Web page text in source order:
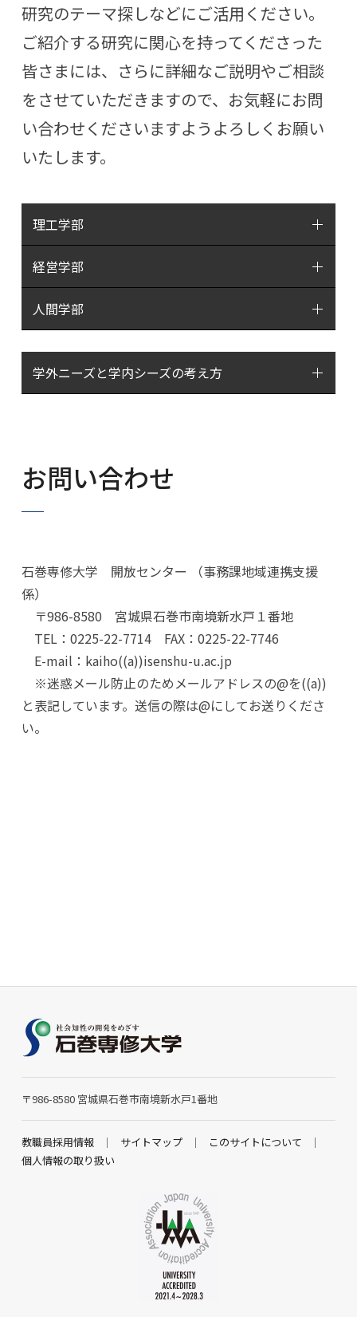
研究のテーマ探しなどにご活用ください。
ご紹介する研究に関心を持ってくださった
皆さまには、さらに詳細なご説明やご相談
をさせていただきますので、お気軽にお問
い合わせくださいますようよろしくお願い
いたします。
理工学部
経営学部
人間学部
学外ニーズと学内シーズの考え方
お問い合わせ
石巻専修大学 開放センター （事務課地域連携支援
係）
〒986-8580 宮城県石巻市南境新水戸１番地
TEL：0225-22-7714 FAX：0225-22-7746
E-mail：kaiho((a))isenshu-u.ac.jp
※迷惑メール防止のためメールアドレスの@を((a))
と表記しています。送信の際は@にしてお送りくださ
い。
〒986-8580 宮城県石巻市南境新水戸1番地
教職員採用情報 サイトマップ
このサイトについて
個人情報の取り扱い